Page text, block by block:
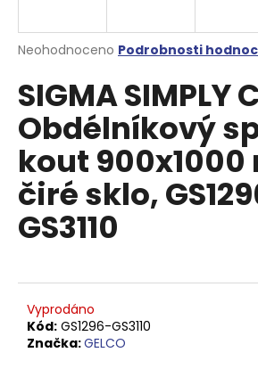
Průměrné
produktu
je
0,0
z
5
hvězdiček.
Neohodnoceno Podrobnosti
SIGMA SIMPLY
Obdélníkový
kout 900x1000
čiré sklo,
GS3110
Vyprodáno
Kód: GS1296-GS3110
Značka:GELCO
j
t
?
HLEDAT
D
o
p
o